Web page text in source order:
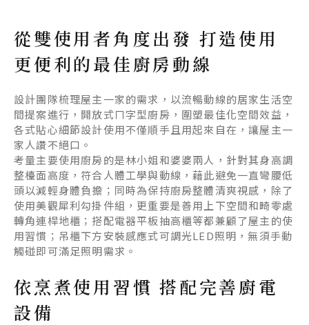
從雙使用者角度出發 打造使用
更便利的最佳廚房動線
設計團隊梳理屋主一家的需求，以流暢動線的居家生活空
間提案進行，開放式ㄇ字型廚房，圍塑最佳化空間效益，
各式貼心細節設計使用不僅順手且用起來自在，讓屋主一
家人讚不絕口。
考量主要使用廚房的是林小姐和婆婆兩人，針對其身高調
整檯面高度，符合人體工學與動線，藉此避免一直彎腰低
頭以減輕身體負擔；同時為保持廚房整體清爽視感，除了
使用美觀犀利勾掛件組，更重要是善用上下空間和畸零處
轉角連桿地櫃；搭配電器平板抽高櫃等都兼顧了屋主的使
用習慣；吊櫃下方安裝感應式可調光LED照明，無須手動
觸碰即可滿足照明需求。
依烹煮使用習慣 搭配完善廚電
設備